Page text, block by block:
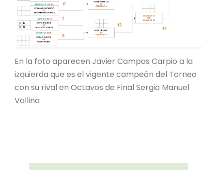
En la foto aparecen Javier Campos Carpio a la
izquierda que es el vigente campeón del Torneo
con su rival en Octavos de Final Sergio Manuel
Vallina